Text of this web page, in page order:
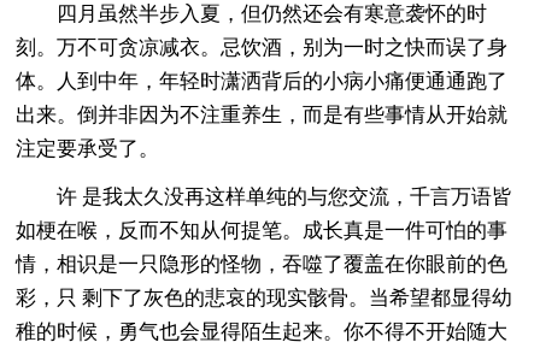
四月虽然半步入夏，但仍然还会有寒意袭怀的时
刻。万不可贪凉减衣。忌饮酒，别为一时之快而误了身
体。人到中年，年轻时潇洒背后的小病小痛便通通跑了
出来。倒并非因为不注重养生，而是有些事情从开始就
注定要承受了。
许 是我太久没再这样单纯的与您交流，千言万语皆
如梗在喉，反而不知从何提笔。成长真是一件可怕的事
情，相识是一只隐形的怪物，吞噬了覆盖在你眼前的色
彩，只 剩下了灰色的悲哀的现实骸骨。当希望都显得幼
稚的时候，勇气也会显得陌生起来。你不得不开始随大